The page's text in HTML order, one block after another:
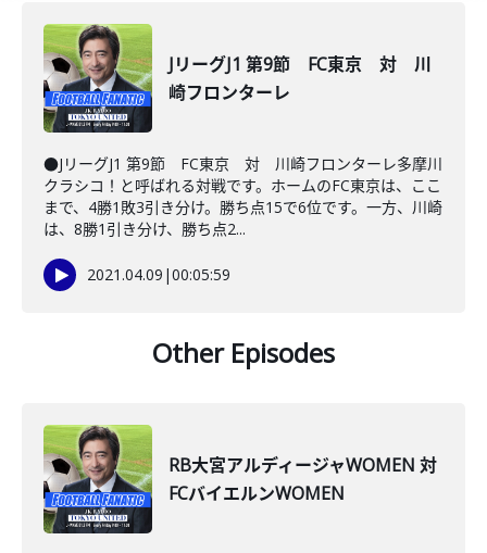
JリーグJ1 第9節 FC東京 対 川
崎フロンターレ
●JリーグJ1 第9節 FC東京 対 川崎フロンターレ多摩川
クラシコ！と呼ばれる対戦です。ホームのFC東京は、ここ
まで、4勝1敗3引き分け。勝ち点15で6位です。一方、川崎
は、8勝1引き分け、勝ち点2...
2021.04.09 |00:05:59
Other Episodes
RB大宮アルディージャWOMEN 対
FCバイエルンWOMEN